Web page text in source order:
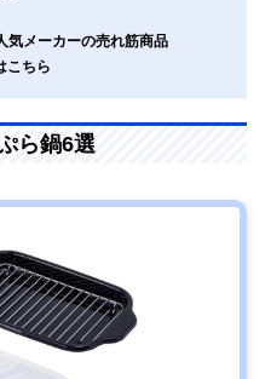
気メーカーの売れ筋商品
こちら
ら鍋6選